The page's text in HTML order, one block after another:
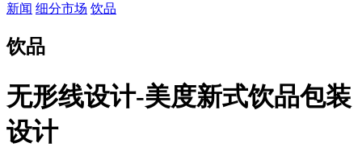
新闻 细分市场 饮品
饮品
无形线设计-美度新式饮品包装
设计